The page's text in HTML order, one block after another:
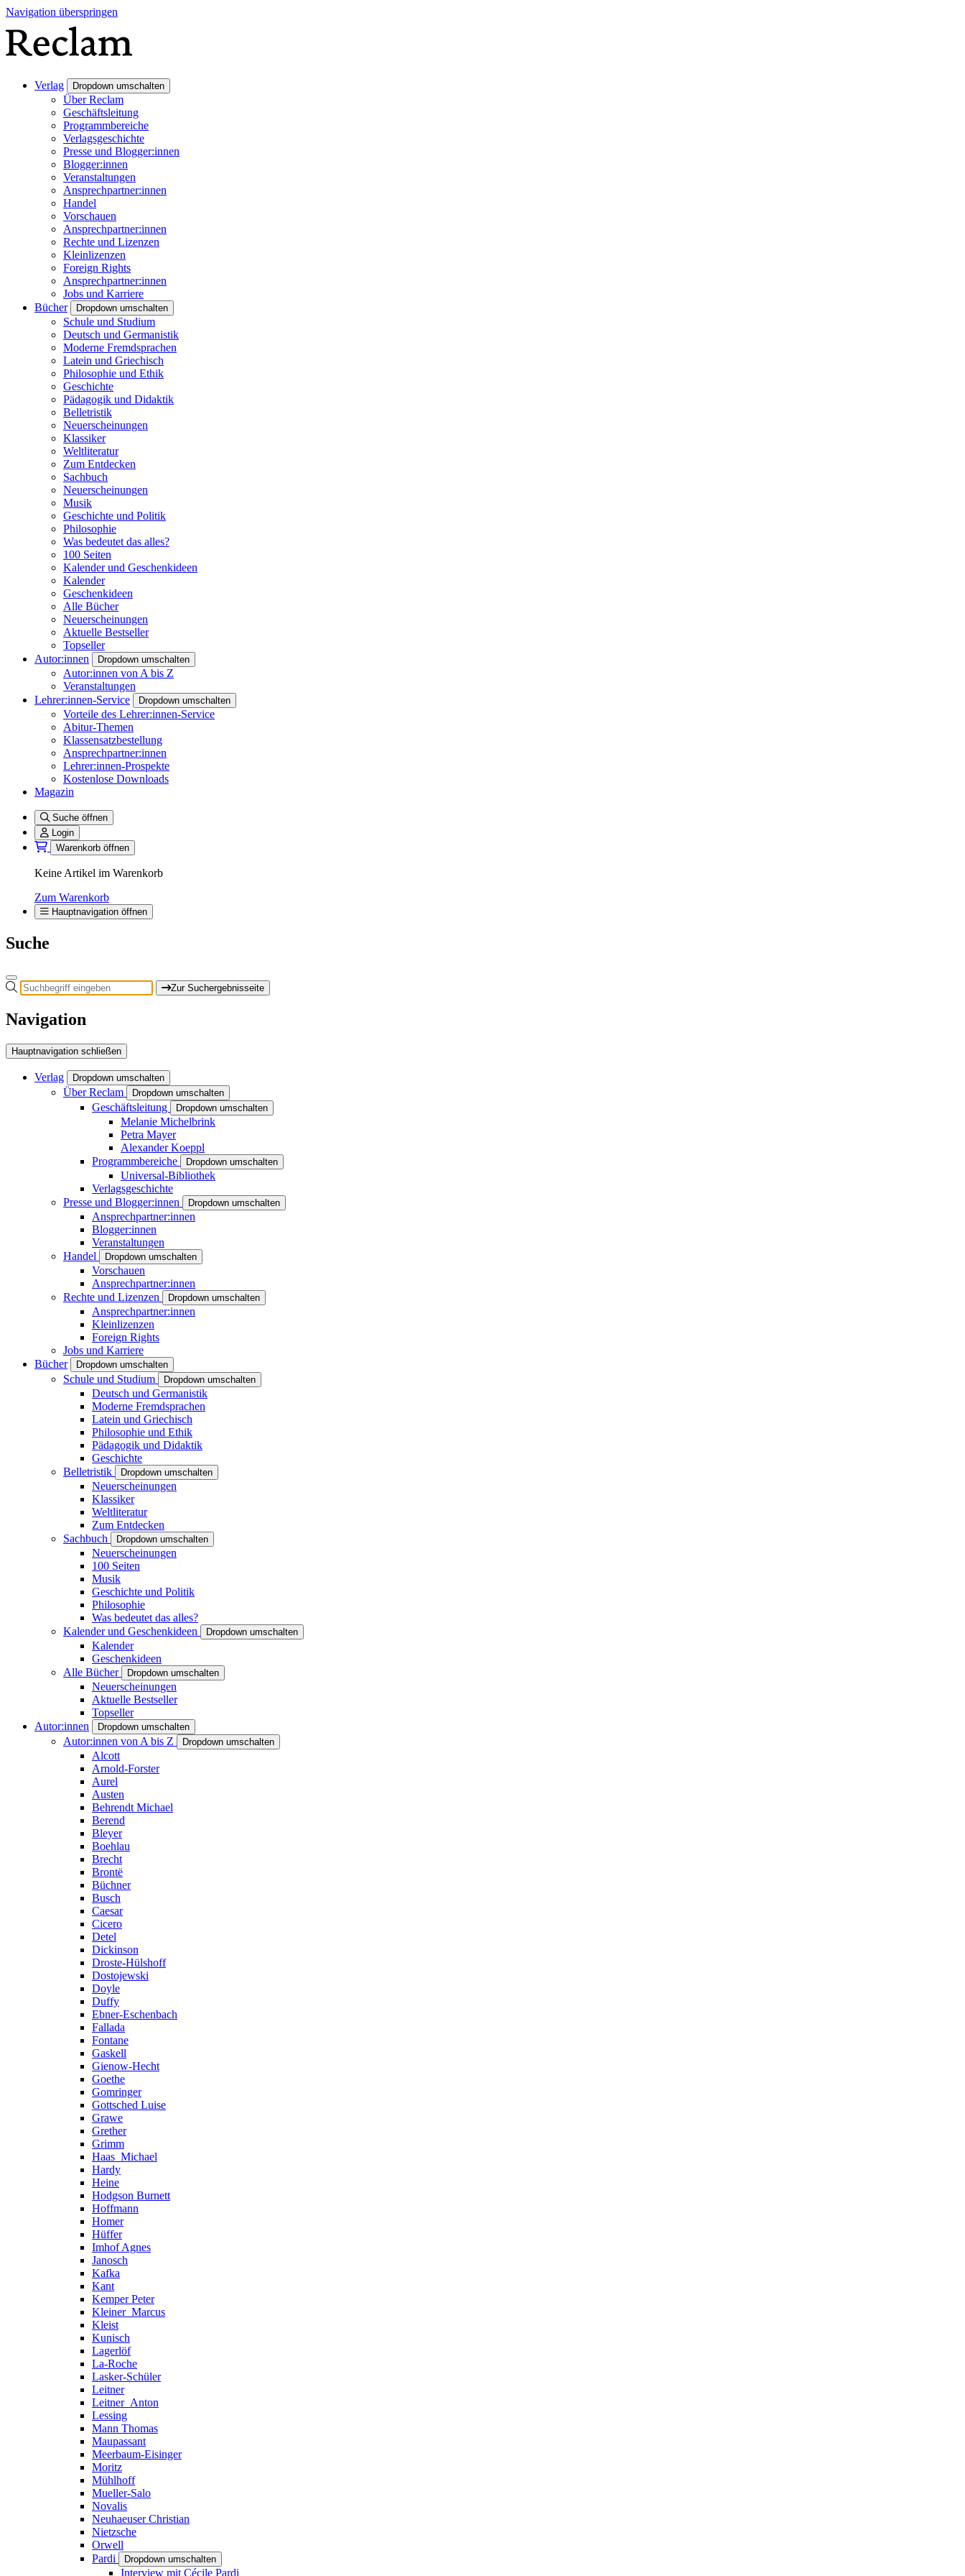
Navigation überspringen
Verlag Dropdown umschalten
Über Reclam
Geschäftsleitung
Programmbereiche
Verlagsgeschichte
Presse und Blogger:innen
Blogger:innen
Veranstaltungen
Ansprechpartner:innen
Handel
Vorschauen
Ansprechpartner:innen
Rechte und Lizenzen
Kleinlizenzen
Foreign Rights
Ansprechpartner:innen
Jobs und Karriere
Bücher
Dropdown umschalten
Schule und Studium
Deutsch und Germanistik
Moderne Fremdsprachen
Latein und Griechisch
Philosophie und Ethik
Geschichte
Pädagogik und Didaktik
Belletristik
Neuerscheinungen
Klassiker
Weltliteratur
Zum Entdecken
Sachbuch
Neuerscheinungen
Musik
Geschichte und Politik
Philosophie
Was bedeutet das alles?
100 Seiten
Kalender und Geschenkideen
Kalender
Geschenkideen
Alle Bücher
Neuerscheinungen
Aktuelle Bestseller
Topseller
Autor:innen
Dropdown umschalten
Autor:innen von A bis Z
Veranstaltungen
Lehrer:innen-Service
Dropdown umschalten
Vorteile des Lehrer:innen-Service
Abitur-Themen
Klassensatzbestellung
Ansprechpartner:innen
Lehrer:innen-Prospekte
Kostenlose Downloads
Magazin
Suche öffnen
Login
Warenkorb öffnen
Keine Artikel im Warenkorb
Zum Warenkorb
Hauptnavigation öffnen
Suche
Zur Suchergebnisseite
Navigation
Hauptnavigation schließen
Verlag Dropdown umschalten
Über Reclam Dropdown umschalten
Geschäftsleitung Dropdown umschalten
Melanie Michelbrink
Petra Mayer
Alexander Koeppl
Programmbereiche
Dropdown umschalten
Universal-Bibliothek
Verlagsgeschichte
Presse und Blogger:innen
Dropdown umschalten
Ansprechpartner:innen
Blogger:innen
Veranstaltungen
Handel
Dropdown umschalten
Vorschauen
Ansprechpartner:innen
Rechte und Lizenzen
Dropdown umschalten
Ansprechpartner:innen
Kleinlizenzen
Foreign Rights
Jobs und Karriere
Bücher
Dropdown umschalten
Schule und Studium Dropdown umschalten
Deutsch und Germanistik
Moderne Fremdsprachen
Latein und Griechisch
Philosophie und Ethik
Pädagogik und Didaktik
Geschichte
Belletristik
Dropdown umschalten
Neuerscheinungen
Klassiker
Weltliteratur
Zum Entdecken
Sachbuch
Dropdown umschalten
Neuerscheinungen
100 Seiten
Musik
Geschichte und Politik
Philosophie
Was bedeutet das alles?
Kalender und Geschenkideen
Dropdown umschalten
Kalender
Geschenkideen
Alle Bücher
Dropdown umschalten
Neuerscheinungen
Aktuelle Bestseller
Topseller
Autor:innen
Dropdown umschalten
Autor:innen von A bis Z Dropdown umschalten
Alcott
Arnold-Forster
Aurel
Austen
Behrendt Michael
Berend
Bleyer
Boehlau
Brecht
Brontë
Büchner
Busch
Caesar
Cicero
Detel
Dickinson
Droste-Hülshoff
Dostojewski
Doyle
Duffy
Ebner-Eschenbach
Fallada
Fontane
Gaskell
Gienow-Hecht
Goethe
Gomringer
Gottsched Luise
Grawe
Grether
Grimm
Haas_Michael
Hardy
Heine
Hodgson Burnett
Hoffmann
Homer
Hüffer
Imhof Agnes
Janosch
Kafka
Kant
Kemper Peter
Kleiner_Marcus
Kleist
Kunisch
Lagerlöf
La-Roche
Lasker-Schüler
Leitner
Leitner_Anton
Lessing
Mann Thomas
Maupassant
Meerbaum-Eisinger
Moritz
Mühlhoff
Mueller-Salo
Novalis
Neuhaeuser Christian
Nietzsche
Orwell
Pardi
Dropdown umschalten
Interview mit Cécile Pardi